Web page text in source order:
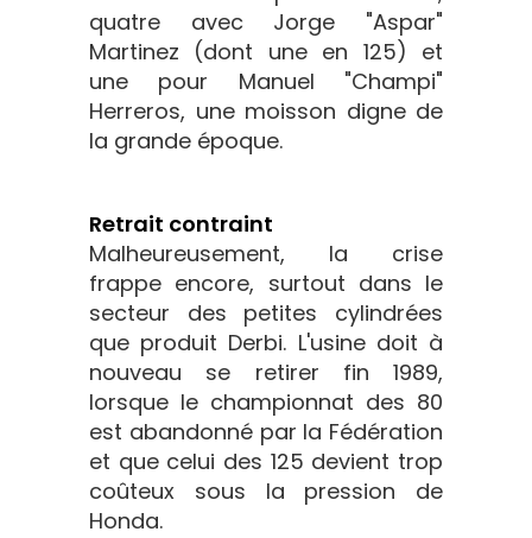
quatre avec Jorge "Aspar"
Martinez (dont une en 125) et
une pour Manuel "Champi"
Herreros, une moisson digne de
la grande époque.
Retrait contraint
Malheureusement, la crise
frappe encore, surtout dans le
secteur des petites cylindrées
que produit Derbi. L'usine doit à
nouveau se retirer fin 1989,
lorsque le championnat des 80
est abandonné par la Fédération
et que celui des 125 devient trop
coûteux sous la pression de
Honda.